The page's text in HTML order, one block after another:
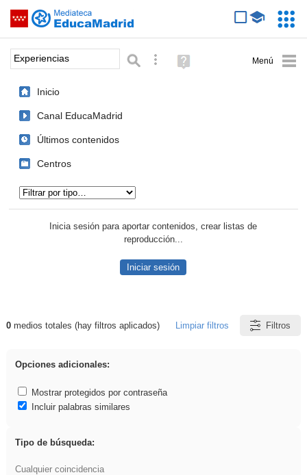
Saltar navegación
Palabra o frase: Búsqueda avanzada
Ayuda
(en
Inicio
Canal EducaMadrid
Últimos contenidos
Centros
Inicia sesión para aportar contenidos, crear listas de
reproducción...
Iniciar sesión
Resultados de: Experiencias
0medios totales (hay filtros aplicados) Limpiar filtros Filtros
Opciones adicionales:
Mostrar protegidos por contraseña
Incluir palabras similares
Tipo de búsqueda:
Cualquier coincidencia